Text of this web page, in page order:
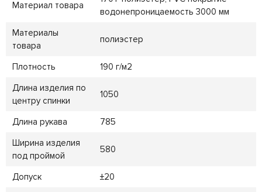
Материал товара
водонепроницаемость 3000 мм
Материалы
товара
полиэстер
Плотность
190 г/м2
Длина изделия по
центру спинки
1050
Длина рукава
785
Ширина изделия
под проймой
580
Допуск
±20